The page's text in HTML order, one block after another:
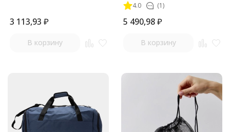
3 113,93 ₽
В корзину
4.0 (1)
5 490,98₽
В корзину